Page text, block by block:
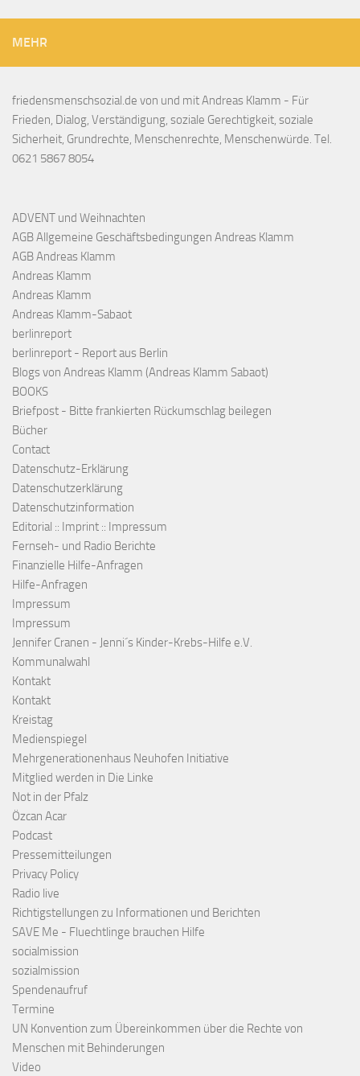
MEHR
friedensmenschsozial.de von und mit Andreas Klamm - Für
Frieden, Dialog, Verständigung, soziale Gerechtigkeit, soziale
Sicherheit, Grundrechte, Menschenrechte, Menschenwürde. Tel.
0621 5867 8054
ADVENT und Weihnachten
AGB Allgemeine Geschäftsbedingungen Andreas Klamm
AGB Andreas Klamm
Andreas Klamm
Andreas Klamm
Andreas Klamm-Sabaot
berlinreport
berlinreport - Report aus Berlin
Blogs von Andreas Klamm (Andreas Klamm Sabaot)
BOOKS
Briefpost - Bitte frankierten Rückumschlag beilegen
Bücher
Contact
Datenschutz-Erklärung
Datenschutzerklärung
Datenschutzinformation
Editorial :: Imprint :: Impressum
Fernseh- und Radio Berichte
Finanzielle Hilfe-Anfragen
Hilfe-Anfragen
Impressum
Impressum
Jennifer Cranen - Jenni´s Kinder-Krebs-Hilfe e.V.
Kommunalwahl
Kontakt
Kontakt
Kreistag
Medienspiegel
Mehrgenerationenhaus Neuhofen Initiative
Mitglied werden in Die Linke
Not in der Pfalz
Özcan Acar
Podcast
Pressemitteilungen
Privacy Policy
Radio live
Richtigstellungen zu Informationen und Berichten
SAVE Me - Fluechtlinge brauchen Hilfe
socialmission
sozialmission
Spendenaufruf
Termine
UN Konvention zum Übereinkommen über die Rechte von
Menschen mit Behinderungen
Video